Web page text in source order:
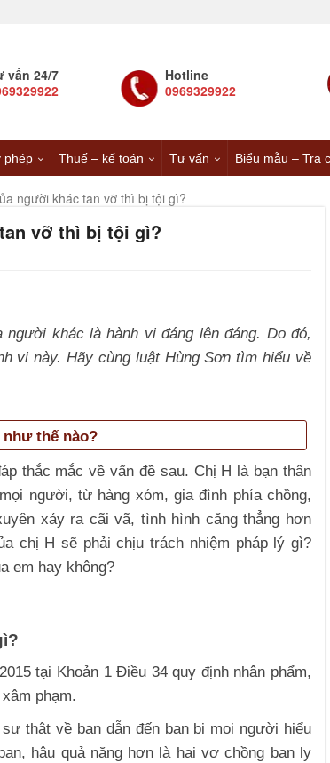
vấn 24/7
Hotline
0969329922
phép Thuế – kế toán Tư vấn Biểu mẫu – Tra
người khác tan vỡ thì bị tội gì?
vỡ thì bị tội gì?
khác là hành vi đáng lên đáng. Do đó,
vi này. Hãy cùng luật Hùng Sơn tìm hiểu về
thế nào?
thắc mắc về vấn đề sau. Chị H là bạn thân
người, từ hàng xóm, gia đình phía chồng,
xảy ra cãi vã, tình hình căng thẳng hơn
chị H sẽ phải chịu trách nhiệm pháp lý gì?
em hay không?
tại Khoản 1 Điều 34 quy định nhân phẩm,
phạm.
thật về bạn dẫn đến bạn bị mọi người hiểu
hậu quả nặng hơn là hai vợ chồng bạn ly